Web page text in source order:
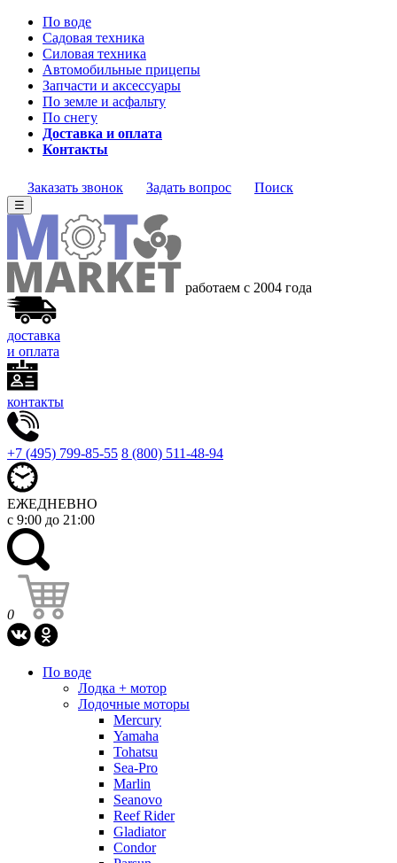
По воде
Садовая техника
Силовая техника
Автомобильные прицепы
Запчасти и аксессуары
По земле и асфальту
По снегу
Доставка и оплата
Контакты
Заказать звонок Задать вопрос Поиск
☰
работаем с 2004 года
доставка
и оплата
контакты
+7 (495) 799-85-55 8 (800) 511-48-94
ЕЖЕДНЕВНО
с 9:00 до 21:00
0
По воде
Лодка + мотор
Лодочные моторы
Mercury
Yamaha
Tohatsu
Sea-Pro
Marlin
Seanovo
Reef Rider
Gladiator
Condor